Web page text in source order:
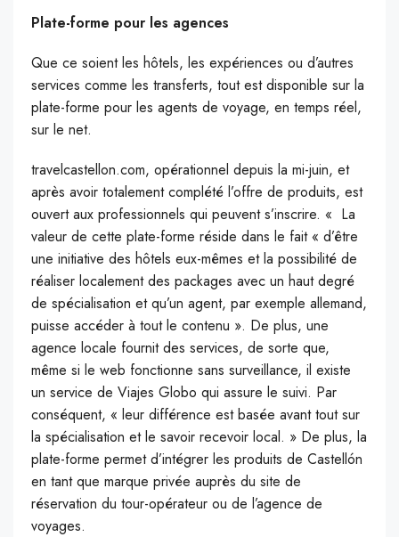
Plate-forme pour les agences
Que ce soient les hôtels, les expériences ou d’autres
services comme les transferts, tout est disponible sur la
plate-forme pour les agents de voyage, en temps réel,
sur le net.
travelcastellon.com, opérationnel depuis la mi-juin, et
après avoir totalement complété l’offre de produits, est
ouvert aux professionnels qui peuvent s’inscrire. « La
valeur de cette plate-forme réside dans le fait « d’être
une initiative des hôtels eux-mêmes et la possibilité de
réaliser localement des packages avec un haut degré
de spécialisation et qu’un agent, par exemple allemand,
puisse accéder à tout le contenu ». De plus, une
agence locale fournit des services, de sorte que,
même si le web fonctionne sans surveillance, il existe
un service de Viajes Globo qui assure le suivi. Par
conséquent, « leur différence est basée avant tout sur
la spécialisation et le savoir recevoir local. » De plus, la
plate-forme permet d’intégrer les produits de Castellón
en tant que marque privée auprès du site de
réservation du tour-opérateur ou de l’agence de
voyages.